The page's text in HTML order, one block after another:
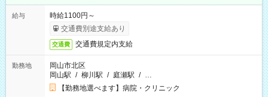
給与
時給1100円～
交通費別途支給あり
交通費 交通費規定内支給
勤務地
岡山市北区
岡山駅 / 柳川駅 / 庭瀬駅 / …
【勤務地選べます】病院・クリニック